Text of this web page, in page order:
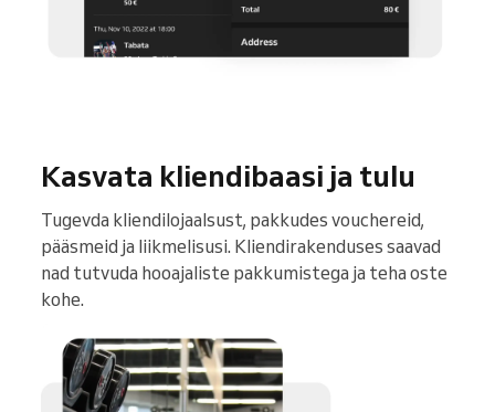
Kasvata kliendibaasi ja tulu
Tugevda kliendilojaalsust, pakkudes vouchereid,
pääsmeid ja liikmelisusi. Kliendirakenduses saavad
nad tutvuda hooajaliste pakkumistega ja teha oste
kohe.